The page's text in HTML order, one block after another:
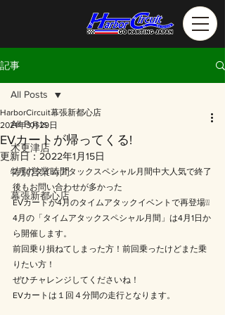
記事
All Posts
木更津店
特別営業時間
幕張新都心店
All Posts
EVカートが帰ってくる!
HarborCircuit幕張新都心店
2021年3月29日
更新日： 2022年1月15日
2月のタイムアタックスペシャル月間中大人気で終了
後もお問い合わせが多かった
EVカートが4月のタイムアタックイベントで再登場❕❕
4月の「タイムアタックスペシャル月間」は4月1日か
ら開催します。
前回乗り損ねてしまった方！前回乗ったけどまた乗
りたい方！
ぜひチャレンジしてくださいね！
EVカートは１回４分間の走行となります。